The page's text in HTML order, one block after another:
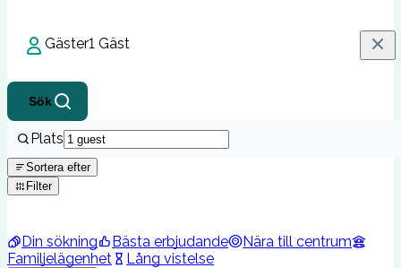
Gäster1 Gäst
Sök
Plats
Sortera efter
Filter
Din sökning Bästa erbjudande
Nära till centrum
Familjelägenhet
Lång vistelse